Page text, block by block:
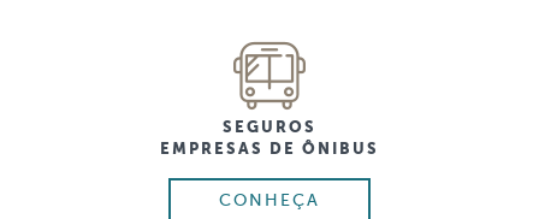
SEGUROS
EMPRESAS DE ÔNIBUS
CONHEÇA